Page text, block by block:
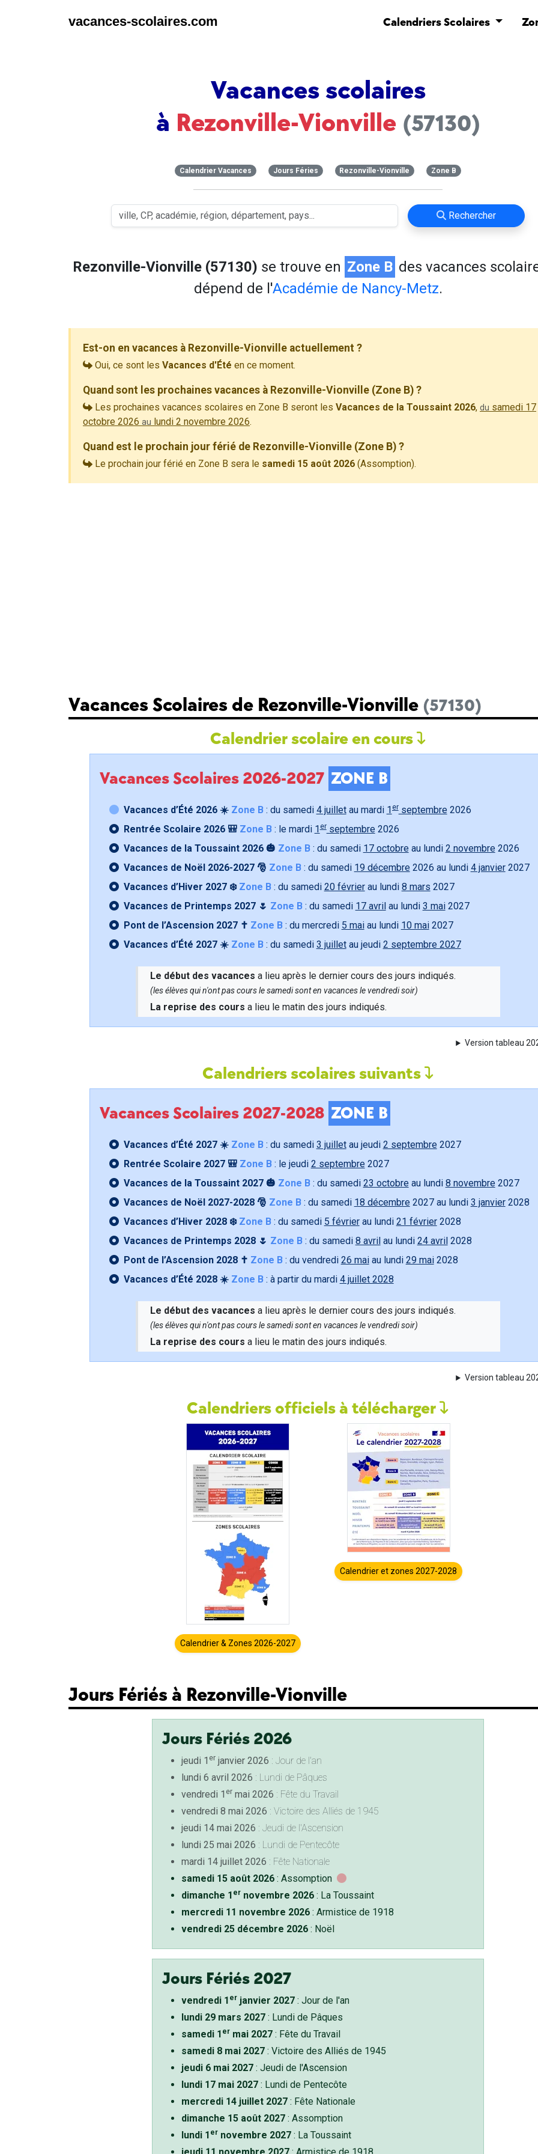
vacances-scolaires.com Calendriers Scolaires
Vacances scolaires
à Rezonville-Vionville (57130)
Calendrier Vacances Jours Féries Rezonville-Vionville Zone B
Rechercher
Rezonville-Vionville (57130) se trouve en Zone B des vacances
dépend de l'Académie de Nancy-Metz.
Est-on en vacances à Rezonville-Vionville actuellement ?
Oui, ce sont les Vacances d'Été en ce moment.
Quand sont les prochaines vacances à Rezonville-Vionville (Zone B) ?
Les prochaines vacances scolaires en Zone B seront les Vacances de la Toussaint 2026, du samedi 17
octobre 2026 au lundi 2 novembre 2026.
Quand est le prochain jour férié de Rezonville-Vionville (Zone B) ?
Le prochain jour férié en Zone B sera le samedi 15 août 2026 (Assomption).
Vacances Scolaires de Rezonville-Vionville (57130)
Calendrier scolaire en cours
Vacances Scolaires 2026-2027 ZONE B
Vacances d’Été 2026 ☀️ Zone B: du samedi 4 juilletau mardi 1 erseptembre 2026
Rentrée Scolaire 2026 🎒 Zone B: le mardi 1erseptembre 2026
Vacances de la Toussaint 2026 🎃 Zone B: du samedi 17 octobre au lundi 2 novembre 2026
Vacances de Noël 2026-2027 🎅 Zone B: du samedi 19 décembre 2026 au lundi 4 janvier2027
Vacances d’Hiver 2027 ❄️ Zone B: du samedi 20 févrierau lundi 8 mars 2027
Vacances de Printemps 2027 🌷 Zone B: du samedi 17 avril au lundi 3 mai2027
Pont de l’Ascension 2027 ✝️ Zone B: du mercredi 5 maiau lundi 10 mai2027
Vacances d’Été 2027 ☀️ Zone B: du samedi 3 juilletau jeudi 2 septembre 2027
Le début des vacances a lieu après le dernier cours des jours indiqués.
(les élèves qui n'ont pas cours le samedi sont en vacances le vendredi soir)
La reprise des cours a lieu le matin des jours indiqués.
Version tableau
Calendriers scolaires suivants
Vacances Scolaires 2027-2028 ZONE B
Vacances d’Été 2027 ☀️ Zone B: du samedi 3 juilletau jeudi 2 septembre 2027
Rentrée Scolaire 2027 🎒 Zone B: le jeudi 2 septembre 2027
Vacances de la Toussaint 2027 🎃 Zone B: du samedi 23 octobre au lundi 8 novembre 2027
Vacances de Noël 2027-2028 🎅 Zone B: du samedi 18 décembre 2027 au lundi 3 janvier2028
Vacances d’Hiver 2028 ❄️ Zone B: du samedi 5 févrierau lundi 21 février2028
Vacances de Printemps 2028 🌷 Zone B: du samedi 8 avril au lundi 24 avril 2028
Pont de l’Ascension 2028 ✝️ Zone B: du vendredi 26 maiau lundi 29 mai2028
Vacances d’Été 2028 ☀️ Zone B: à partir du mardi 4 juillet 2028
Le début des vacances a lieu après le dernier cours des jours indiqués.
(les élèves qui n'ont pas cours le samedi sont en vacances le vendredi soir)
La reprise des cours a lieu le matin des jours indiqués.
Version tableau
Calendriers officiels à télécharger
Calendrier & Zones 2026-2027
Calendrier et zones 2027-2028
Jours Fériés à Rezonville-Vionville
Jours Fériés 2026
jeudi 1 erjanvier 2026 : Jour de l'an
lundi 6 avril 2026 : Lundi de Pâques
vendredi 1 ermai 2026 : Fête du Travail
vendredi 8 mai 2026 : Victoire des Alliés de 1945
jeudi 14 mai 2026 : Jeudi de l'Ascension
lundi 25 mai 2026 : Lundi de Pentecôte
mardi 14 juillet 2026 : Fête Nationale
samedi 15 août 2026: Assomption
dimanche 1 ernovembre 2026: La Toussaint
mercredi 11 novembre 2026: Armistice de 1918
vendredi 25 décembre 2026: Noël
Jours Fériés 2027
vendredi 1 erjanvier 2027: Jour de l'an
lundi 29 mars 2027: Lundi de Pâques
samedi 1 ermai 2027: Fête du Travail
samedi 8 mai 2027: Victoire des Alliés de 1945
jeudi 6 mai 2027: Jeudi de l'Ascension
lundi 17 mai 2027: Lundi de Pentecôte
mercredi 14 juillet 2027: Fête Nationale
dimanche 15 août 2027: Assomption
lundi 1 ernovembre 2027: La Toussaint
jeudi 11 novembre 2027: Armistice de 1918